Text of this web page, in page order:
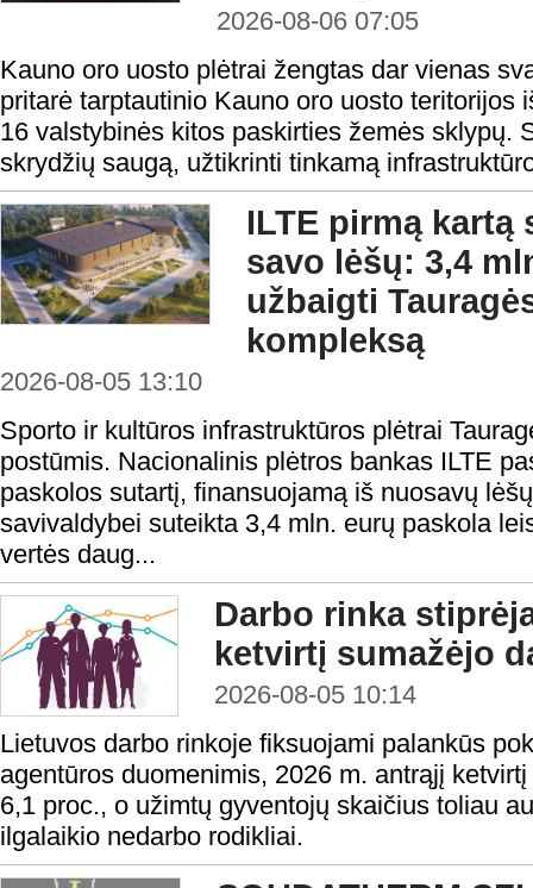
2026-08-06 07:05
Kauno oro uosto plėtrai žengtas dar vienas
pritarė tarptautinio Kauno oro uosto teritorijos
16 valstybinės kitos paskirties žemės sklypų.
skrydžių saugą, užtikrinti tinkamą
ILTE pirmą kartą
savo lėšų: 3,4
užbaigti
kompleksą
2026-08-05 13:10
Sporto ir kultūros infrastruktūros plėtrai
postūmis. Nacionalinis plėtros bankas ILTE
paskolos sutartį, finansuojamą iš nuosavų
savivaldybei suteikta 3,4 mln. eurų paskola
vertės daug...
Darbo rinka
ketvirtį sumažėjo
2026-08-05 10:14
Lietuvos darbo rinkoje fiksuojami palankūs
agentūros duomenimis, 2026 m. antrąjį
6,1 proc., o užimtų gyventojų skaičius toliau
ilgalaikio nedarbo rodikliai.